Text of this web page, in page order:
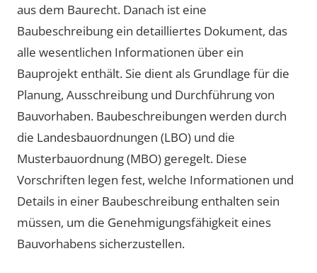
aus dem Baurecht. Danach ist eine
Baubeschreibung ein detailliertes Dokument, das
alle wesentlichen Informationen über ein
Bauprojekt enthält. Sie dient als Grundlage für die
Planung, Ausschreibung und Durchführung von
Bauvorhaben. Baubeschreibungen werden durch
die Landesbauordnungen (LBO) und die
Musterbauordnung (MBO) geregelt. Diese
Vorschriften legen fest, welche Informationen und
Details in einer Baubeschreibung enthalten sein
müssen, um die Genehmigungsfähigkeit eines
Bauvorhabens sicherzustellen.